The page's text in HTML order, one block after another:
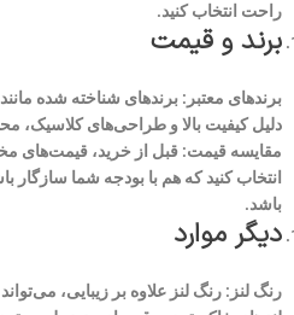
راحت انتخاب کنید.
برند و قیمت
دلیل کیفیت بالا و طراحی‌های کلاسیک،
مقایسه قیمت: قبل از خرید، قیمت‌های
انتخاب کنید که هم با بودجه شما
باشد.
دیگر موارد
رنگ لنز: رنگ لنز علاوه بر زیبایی،